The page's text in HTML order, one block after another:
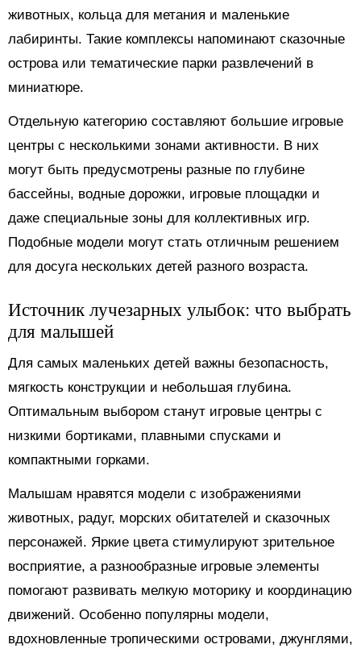
животных, кольца для метания и маленькие
лабиринты. Такие комплексы напоминают сказочные
острова или тематические парки развлечений в
миниатюре.
Отдельную категорию составляют большие игровые
центры с несколькими зонами активности. В них
могут быть предусмотрены разные по глубине
бассейны, водные дорожки, игровые площадки и
даже специальные зоны для коллективных игр.
Подобные модели могут стать отличным решением
для досуга нескольких детей разного возраста.
Источник лучезарных улыбок: что выбрать
для малышей
Для самых маленьких детей важны безопасность,
мягкость конструкции и небольшая глубина.
Оптимальным выбором станут игровые центры с
низкими бортиками, плавными спусками и
компактными горками.
Малышам нравятся модели с изображениями
животных, радуг, морских обитателей и сказочных
персонажей. Яркие цвета стимулируют зрительное
восприятие, а разнообразные игровые элементы
помогают развивать мелкую моторику и координацию
движений. Особенно популярны модели,
вдохновленные тропическими островами, джунглями,